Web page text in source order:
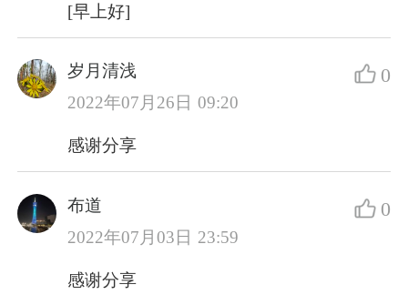
[早上好]
岁月清浅
2022年07月26日 09:20
0
感谢分享
布道
2022年07月03日 23:59
0
感谢分享